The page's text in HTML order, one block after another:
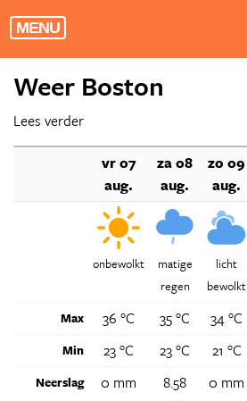
MENU
Weer Boston
Lees verder
vr 07
aug.
za 08
aug.
zo 09
aug.
onbewolkt
matige
regen
licht
bewolkt
Max
36 °C 35 °C 34 °C
Min 23 °C 23 °C 21 °C
Neerslag 0 mm
8.58
0 mm